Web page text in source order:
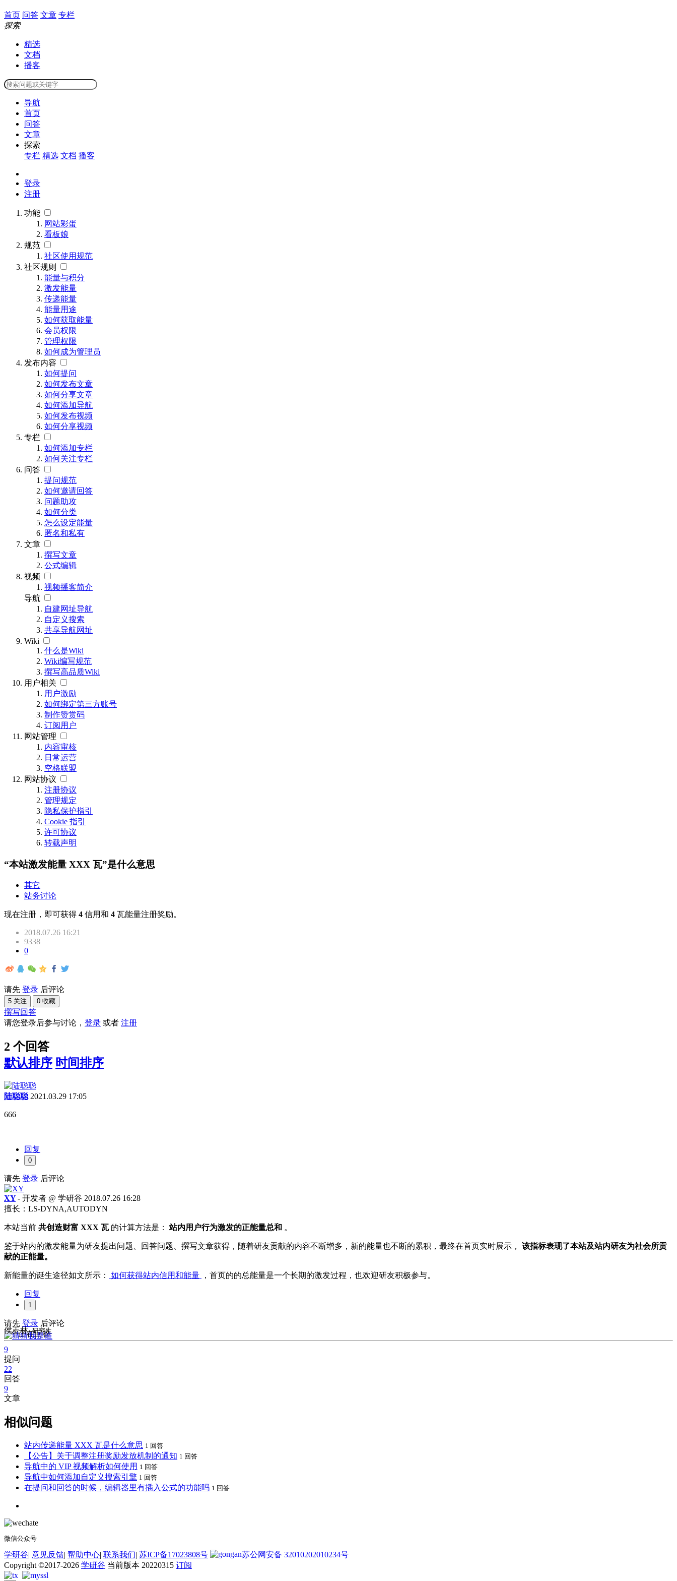
首页 问答 文章 专栏
探索
精选
文档
播客
导航
首页
问答
文章
探索
专栏 精选 文档 播客
登录
注册
功能
网站彩蛋
看板娘
规范
社区使用规范
社区规则
能量与积分
激发能量
传递能量
能量用途
如何获取能量
会员权限
管理权限
如何成为管理员
发布内容
如何提问
如何发布文章
如何分享文章
如何添加导航
如何发布视频
如何分享视频
专栏
如何添加专栏
如何关注专栏
问答
提问规范
如何邀请回答
问题助攻
如何分类
怎么设定能量
匿名和私有
文章
撰写文章
公式编辑
视频
视频播客简介
导航
自建网址导航
自定义搜索
共享导航网址
Wiki
什么是Wiki
Wiki编写规范
撰写高品质Wiki
用户相关
用户激励
如何绑定第三方账号
制作赞赏码
订阅用户
网站管理
内容审核
日常运营
空格联盟
网站协议
注册协议
管理规定
隐私保护指引
Cookie 指引
许可协议
转载声明
“本站激发能量 XXX 瓦”是什么意思
其它
站务讨论
现在注册，即可获得 4 信用和 4 瓦能量注册奖励。
2018.07.26 16:21
9338
0
请先 登录 后评论
5 关注 0 收藏
撰写回答
请您登录后参与讨论， 登录 或者 注册
2 个回答
默认排序 时间排序
陆聪聪 2021.03.29 17:05
666
回复
0
请先 登录 后评论
XY - 开发者 @ 学研谷 2018.07.26 16:28
擅长：LS-DYNA,AUTODYN
本站当前 共创造财富 XXX 瓦 的计算方法是： 站内用户行为激发的正能量总和 。
鉴于站内的激发能量为研友提出问题、回答问题、撰写文章获得，随着研友贡献的内容不断增多，新的能量也不断的累积，最终在首页实时展示，
该指标表现了本站及站内研友为社会所贡
献的正能量。
新能量的诞生途径如文所示： 如何获得站内信用和能量 ，首页的的总能量是一个长期的激发过程，也欢迎研友积极参与。
回复
1
请先 登录 后评论
2个正在回答
侯玉林-研究生
9
提问
22
回答
9
文章
相似问题
站内传递能量 XXX 瓦是什么意思 1 回答
【公告】关于调整注册奖励发放机制的通知 1 回答
导航中的 VIP 视频解析如何使用 1 回答
导航中如何添加自定义搜索引擎 1 回答
在提问和回答的时候，编辑器里有插入公式的功能吗 1 回答
微信公众号
学研谷| 意见反馈| 帮助中心| 联系我们| 苏ICP备17023808号
苏公网安备 32010202010234号
Copyright ©2017-2026 学研谷 当前版本 20220315 订阅